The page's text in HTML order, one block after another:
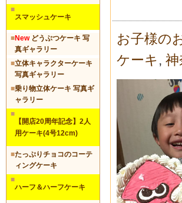
■
スマッシュケーキ
■Newどうぶつケーキ 写
真ギャラリー
■立体キャラクターケーキ
写真ギャラリー
■乗り物立体ケーキ 写真ギ
ャラリー
■
【開店20周年記念】2人
用ケーキ(4号12cm)
■たっぷりチョコのコーテ
ィングケーキ
■
ハーフ＆ハーフケーキ
お子様の
ケーキ , 神